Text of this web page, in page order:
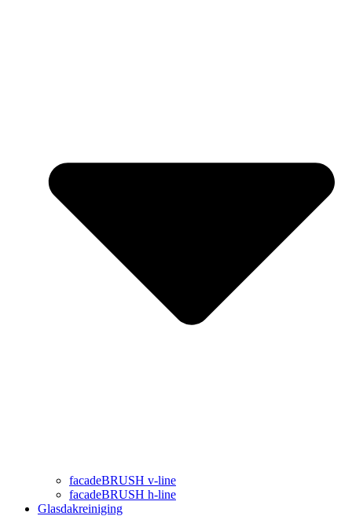
facadeBRUSH v-line
facadeBRUSH h-line
Glasdakreiniging